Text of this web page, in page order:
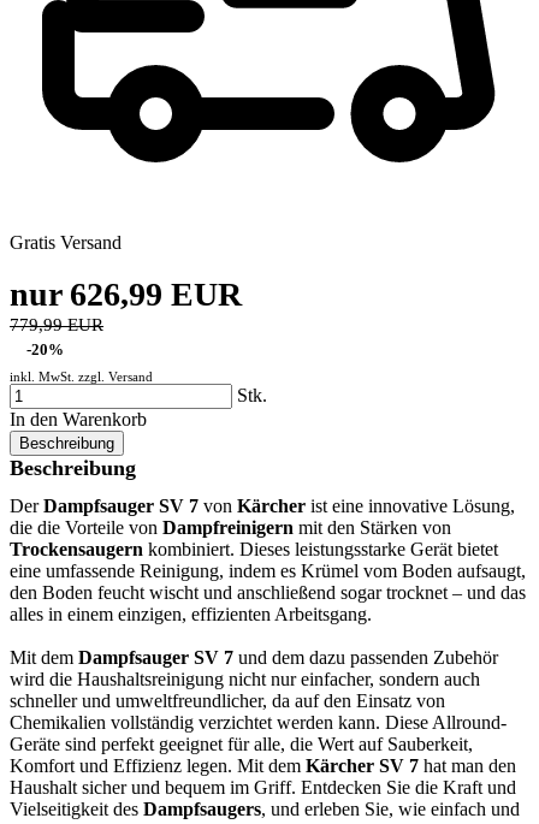
Gratis Versand
nur 626,99 EUR
779,99 EUR
-20%
inkl. MwSt. zzgl. Versand
Stk.
In den Warenkorb
Beschreibung
Beschreibung
DerDampfsauger SV 7 von Kärcher ist eine innovative Lösung,
die die Vorteile von Dampfreinigern mit den Stärken von
Trockensaugern kombiniert. Dieses leistungsstarke Gerät bietet
eine umfassende Reinigung, indem es Krümel vom Boden aufsaugt,
den Boden feucht wischt und anschließend sogar trocknet – und das
alles in einem einzigen, effizienten Arbeitsgang.
Mit dem Dampfsauger SV 7 und dem dazu passenden Zubehör
wird die Haushaltsreinigung nicht nur einfacher, sondern auch
schneller und umweltfreundlicher, da auf den Einsatz von
Chemikalien vollständig verzichtet werden kann. Diese Allround-
Geräte sind perfekt geeignet für alle, die Wert auf Sauberkeit,
Komfort und Effizienz legen. Mit dem Kärcher SV 7 hat man den
Haushalt sicher und bequem im Griff. Entdecken Sie die Kraft und
Vielseitigkeit des Dampfsaugers, und erleben Sie, wie einfach und